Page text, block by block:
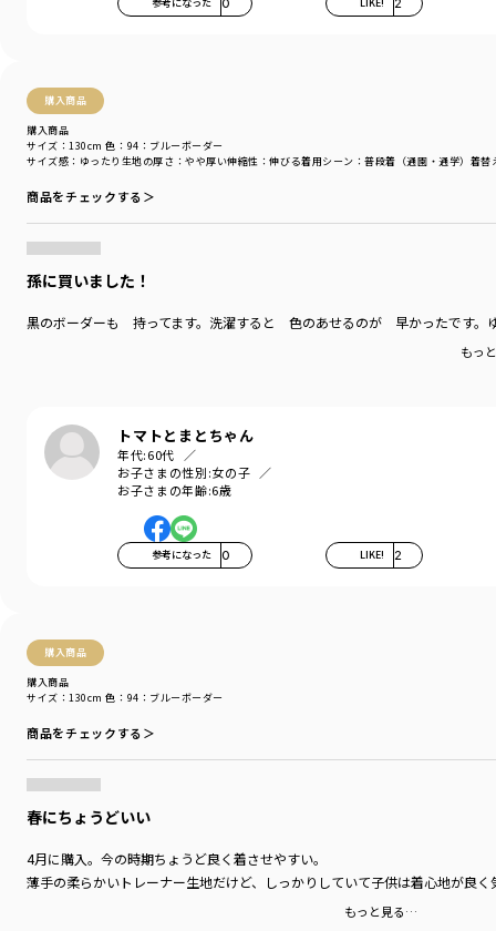
購入商品
購入商品
サイズ感 ：ゆったり 生地の厚さ ：やや厚い伸縮性 ：伸びる着用シーン ：普段着（通園・通学） 着替
サイズ：130cm 色：94：ブルーボーダー
商品をチェックする＞
孫に買いました！
黒のボーダーも 持ってます。洗濯すると 色のあせるのが 早かったです
もっ
トマトとまとちゃん
年代:60代
お子さまの性別:女の子
お子さまの年齢:6歳
参考になった 0 LIKE! 2
購入商品
購入商品
サイズ：130cm 色：94：ブルーボーダー
商品をチェックする＞
春にちょうどいい
4月に購入。今の時期ちょうど良く着させやすい。
薄手の柔らかいトレーナー生地だけど、しっかりしていて子供は着心地が良く
もっと見る…